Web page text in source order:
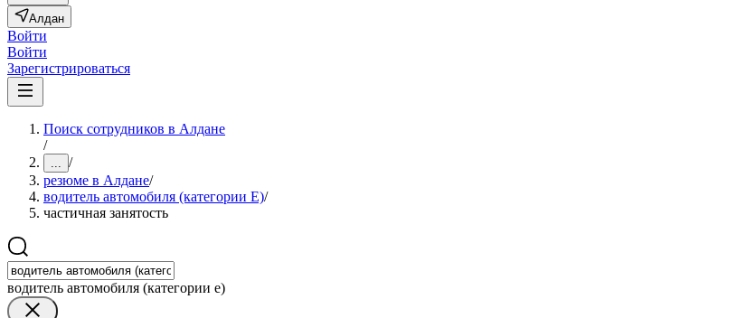
Алдан
Войти
Войти
Зарегистрироваться
Поиск сотрудников в Алдане
/
... /
резюме в Алдане/
водитель автомобиля (категории Е)/
частичная занятость
водитель автомобиля (категории е)